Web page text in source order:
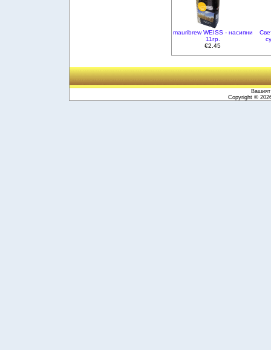
mauribrew WEISS - насипни
11гр.
€2.45
Copyright ©